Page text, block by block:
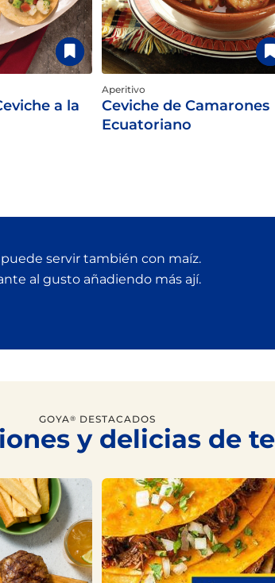
a la
Aperitivo
Ceviche de Camarones
Ecuatoriano
puede servir también con maíz.
al gusto añadiendo más ají.
GOYA® DESTACADOS
y delicias de